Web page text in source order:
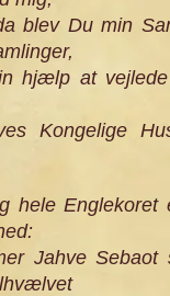
blev Du min
hjælp at
Kongelige
hele Englekoret
Jahve Sebaot